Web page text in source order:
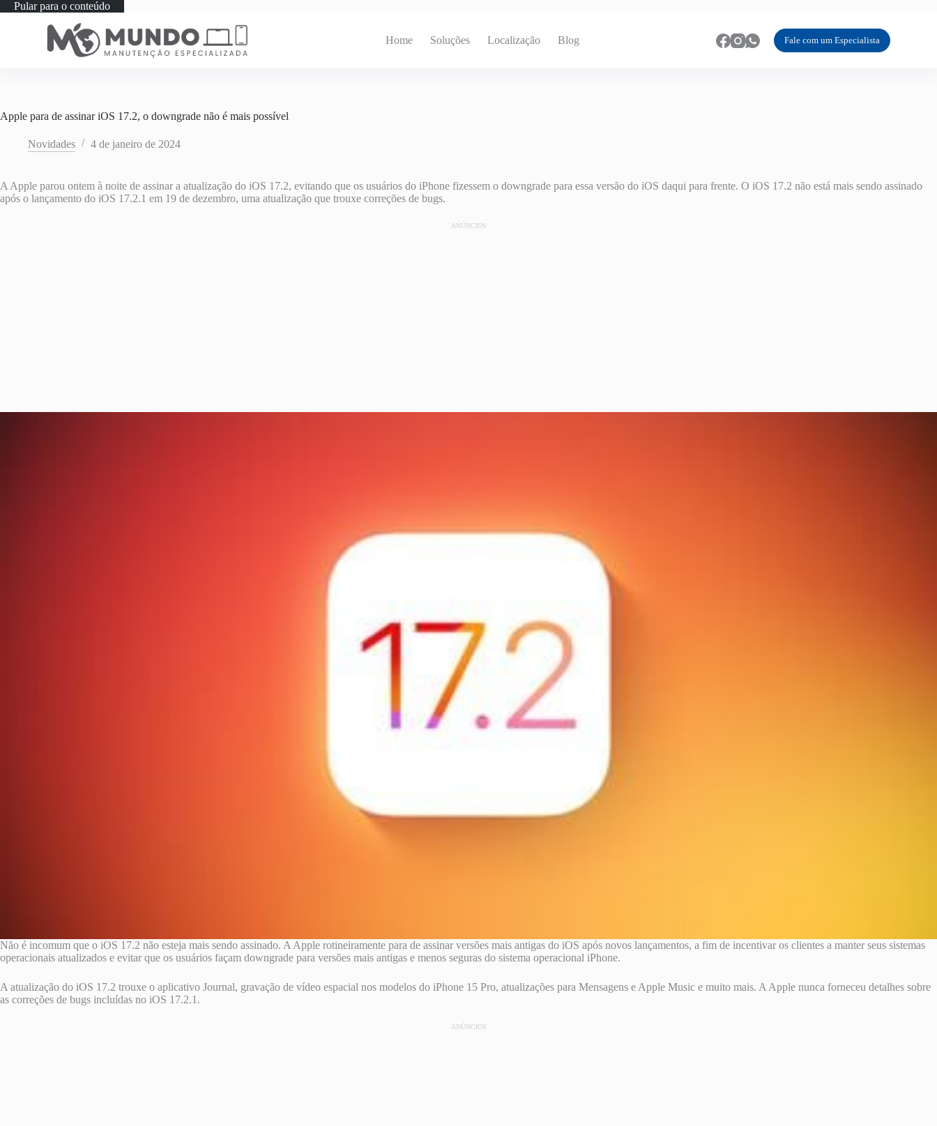
Pular para o conteúdo
Home Soluções Localização Blog Fale com um Especialista
Apple para de assinar iOS 17.2, o downgrade não é mais possível
Novidades 4 de janeiro de 2024
A Apple parou ontem à noite de assinar a atualização do iOS 17.2, evitando que os usuários do iPhone fizessem o downgrade para essa versão do iOS daqui para frente. O iOS 17.2 não está mais sendo assinado
após o lançamento do iOS 17.2.1 em 19 de dezembro, uma atualização que trouxe correções de bugs.
ANÚNCIOS
Não é incomum que o iOS 17.2 não esteja mais sendo assinado. A Apple rotineiramente para de assinar versões mais antigas do iOS após novos lançamentos, a fim de incentivar os clientes a manter seus sistemas
operacionais atualizados e evitar que os usuários façam downgrade para versões mais antigas e menos seguras do sistema operacional ‌iPhone‌.
A atualização do iOS 17.2 trouxe o aplicativo Journal, gravação de vídeo espacial nos modelos do iPhone 15 Pro, atualizações para Mensagens e Apple Music e muito mais. A Apple nunca forneceu detalhes sobre
as correções de bugs incluídas no iOS 17.2.1.
ANÚNCIOS